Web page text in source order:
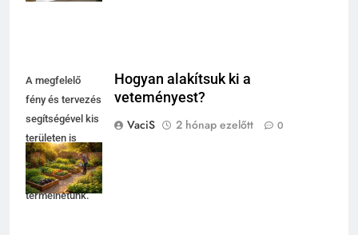
A megfelelő
fény és tervezés
segítségével kis
területen is
bőséges
zöldségeket
termelhetünk.
Hogyan alakítsuk ki a
veteményest?
VaciS
2 hónap ezelőtt 0